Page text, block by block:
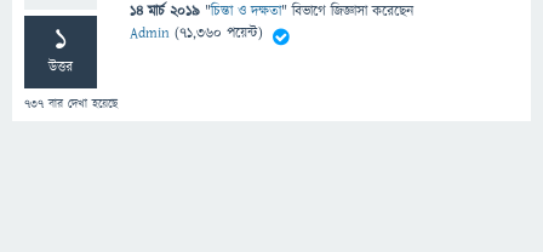
1
উত্তর
737 বার দেখা হয়েছে
14 মার্চ 2019 "চিন্তা ও দক্ষতা" বিভাগে জিজ্ঞাসাকরেছেন
Admin (71,360 পয়েন্ট)